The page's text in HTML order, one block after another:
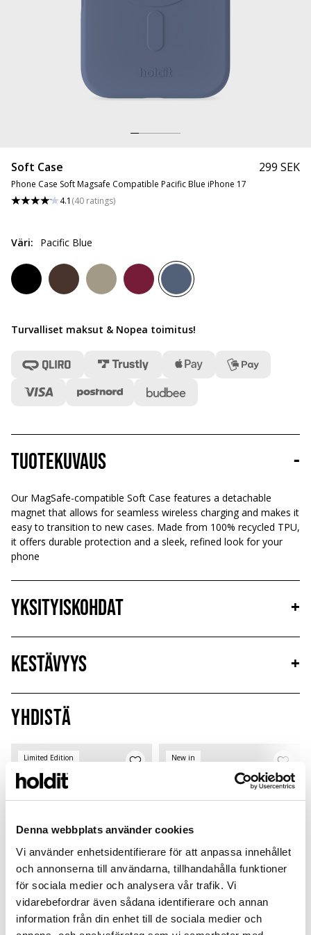
Denna webbplats använder cookies
Vi använder enhetsidentifierare för att anpassa innehållet
och annonserna till användarna, tillhandahålla funktioner
för sociala medier och analysera vår trafik. Vi
vidarebefordrar även sådana identifierare och annan
information från din enhet till de sociala medier och
Soft Case
Phone Case Soft Magsafe Compatible Pacific Blue iPhone 17
4.1 (40 ratings)
299 SEK
Väri: Pacific Blue
Turvalliset maksut & Nopea toimitus!
Tuotekuvaus -
Our MagSafe-compatible Soft Case features a detachable
magnet that allows for seamless wireless charging and makes it
easy to transition to new cases. Made from 100% recycled TPU,
it offers durable protection and a sleek, refined look for your
phone
Yksityiskohdat +
Kestävyys
+
Yhdistä
Limited Edition
MagSafe Fit
New in